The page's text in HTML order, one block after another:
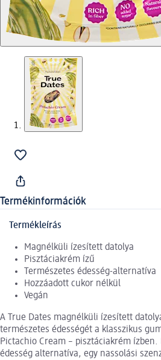
Termékinformációk
Termékleírás
Magnélküli ízesített datolya
Pisztáciakrém ízű
Természetes édesség-alternatíva
Hozzáadott cukor nélkül
Vegán
A True Dates magnélküli ízesített
természetes édességét a klasszikus
Pictachio Cream – pisztáciakrém
édesség alternatíva, egy nassolási